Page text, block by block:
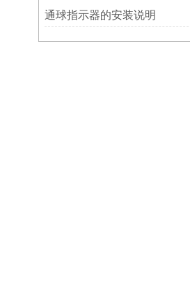
​通球指示器的安装说明